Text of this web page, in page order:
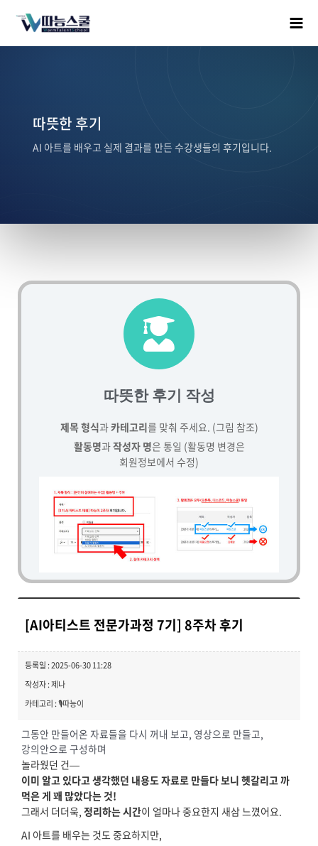
따뜻한 후기
AI 아트를 배우고 실제 결과를 만든 수강생들의 후기입니다.
따뜻한 후기 작성
제목 형식과카테고리를 맞춰 주세요. (그림 참조)
활동명과작성자 명은 통일 (활동명 변경은
회원정보에서 수정)
[AI아티스트 전문가과정 7기] 8주차 후기
등록일 : 2025-06-30 11:28
작성자 : 제나
카테고리 : 🎙️따능이
그동안 만들어온 자료들을 다시 꺼내 보고, 영상으로 만들고,
강의안으로 구성하며
놀라웠던 건—
이미 알고 있다고 생각했던 내용도 자료로 만들다 보니 헷갈리고 까
먹은 게 꽤 많았다는 것!
그래서 더더욱, 정리하는 시간이 얼마나 중요한지 새삼 느꼈어요.
AI 아트를 배우는 것도 중요하지만,